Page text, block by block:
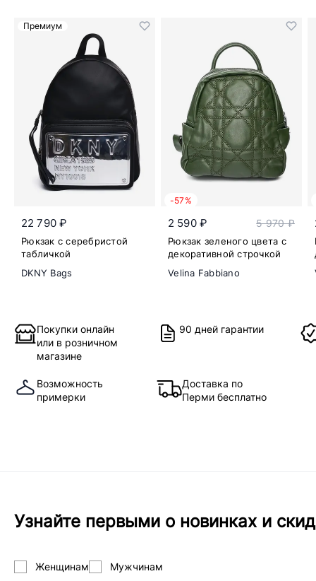
Премиум
22 790 ₽
Рюкзак с серебристой
табличкой
DKNY Bags
-57%
2 590 ₽ 5 970 ₽
Рюкзак зеленого цвета с
декоративной строчкой
Velina Fabbiano
Покупки онлайн
или в розничном
магазине
90 дней гарантии
Возможность
примерки
Доставка по
Перми бесплатно
Узнайте первыми о новинках и
Женщинам Мужчинам